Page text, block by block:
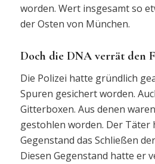
worden. Wert insgesamt so
der Osten von München.
Doch die DNA verrät den
Die Polizei hatte gründlich
Spuren gesichert worden.
Gitterboxen. Aus denen
gestohlen worden. Der Täter
Gegenstand das Schließen
Diesen Gegenstand hatte er